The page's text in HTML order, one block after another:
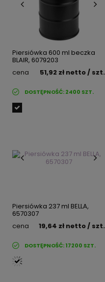
Piersiówka 600 ml beczka
BLAIR, 6079203
cena
51,92 zł netto/ szt.
DOSTĘPNOŚĆ:2400 SZT.
Piersiówka 237 ml BELLA,
6570307
cena
19,64 zł netto/ szt.
DOSTĘPNOŚĆ:17200 SZT.